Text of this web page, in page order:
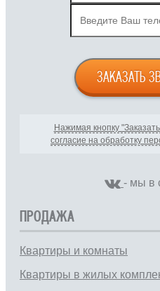
ЗАКАЗАТЬ
Нажимая кнопку
согласие на обработку
- мы в
ПРОДАЖА
Квартиры и комнаты
Квартиры в жилых